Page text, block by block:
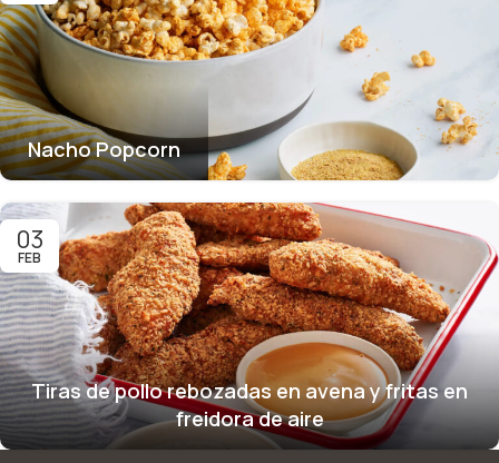
Nacho Popcorn
03
FEB
Tiras de pollo rebozadas en avena y fritas en
freidora de aire